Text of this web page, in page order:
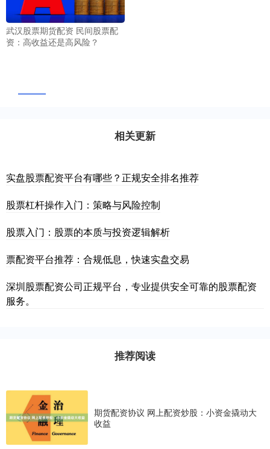
武汉股票期货配资 民间股票配
资：高收益还是高风险？
相关更新
实盘股票配资平台有哪些？正规安全排名推荐
股票杠杆操作入门：策略与风险控制
股票入门：股票的本质与投资逻辑解析
票配资平台推荐：合规低息，快速实盘交易
深圳股票配资公司正规平台，专业提供安全可靠的股票配资
服务。
推荐阅读
期货配资协议 网上配资炒股：小资金撬动大
收益